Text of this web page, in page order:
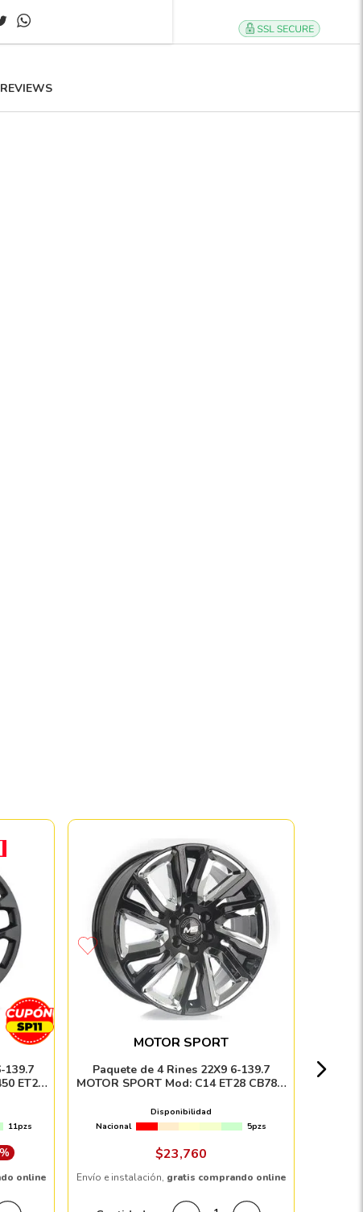
REVIEWS
139.7
ET24
11pzs
online
MOTOR SPORT
Paquete de 4 Rines 22X9 6-139.7
MOTOR SPORT Mod: C14 ET28 CB78.1
Disponibilidad
Nacional
5pzs
$23,760
Envío e instalación, gratis comprando online